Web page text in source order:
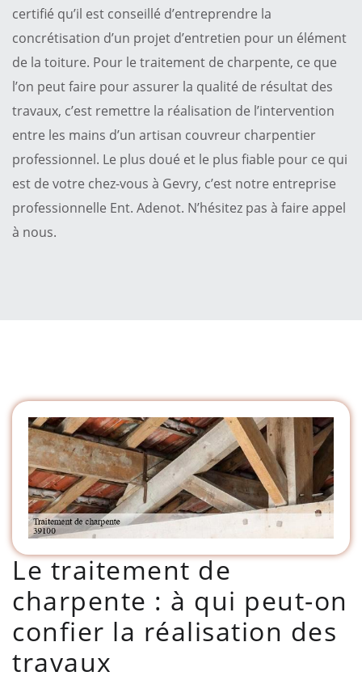
certifié qu’il est conseillé d’entreprendre la
concrétisation d’un projet d’entretien pour un élément
de la toiture. Pour le traitement de charpente, ce que
l’on peut faire pour assurer la qualité de résultat des
travaux, c’est remettre la réalisation de l’intervention
entre les mains d’un artisan couvreur charpentier
professionnel. Le plus doué et le plus fiable pour ce qui
est de votre chez-vous à Gevry, c’est notre entreprise
professionnelle Ent. Adenot. N’hésitez pas à faire appel
à nous.
Le traitement de
charpente : à qui peut-on
confier la réalisation des
travaux